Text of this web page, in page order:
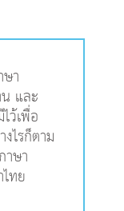
า
และ
ว้เพื่อ
ไรก็ตาม
ษา
ทย